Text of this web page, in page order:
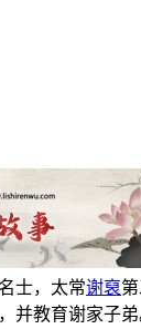
士，太常谢裒
并教育谢家子